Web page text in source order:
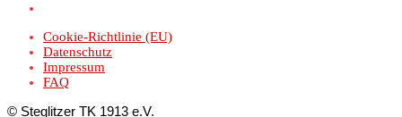
Cookie-Richtlinie (EU)
Datenschutz
Impressum
FAQ
© Steglitzer TK 1913 e.V.